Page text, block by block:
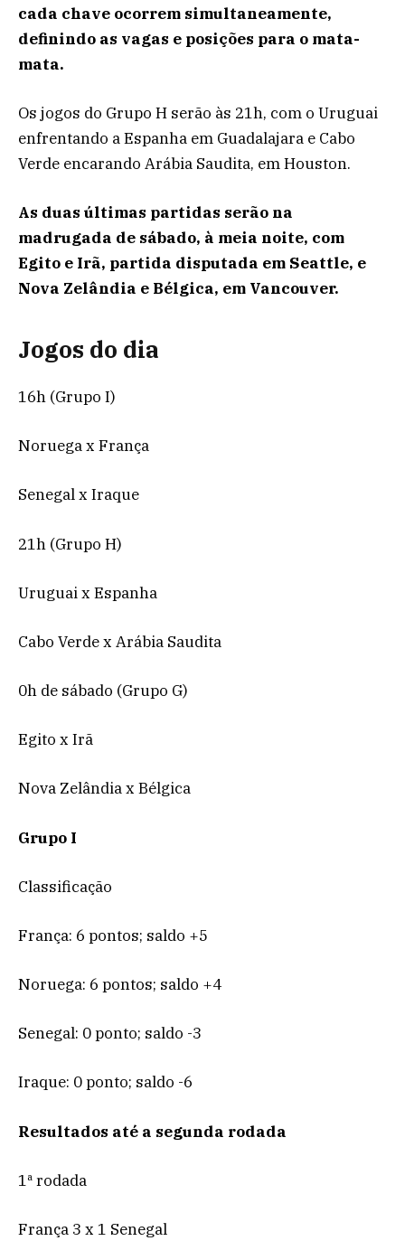
cada chave ocorrem simultaneamente,
definindo as vagas e posições para o mata-
mata.
Os jogos do Grupo H serão às 21h, com o Uruguai
enfrentando a Espanha em Guadalajara e Cabo
Verde encarando Arábia Saudita, em Houston.
As duas últimas partidas serão na
madrugada de sábado, à meia noite, com
Egito e Irã, partida disputada em Seattle, e
Nova Zelândia e Bélgica, em Vancouver.
Jogos do dia
16h (Grupo I)
Noruega x França
Senegal x Iraque
21h (Grupo H)
Uruguai x Espanha
Cabo Verde x Arábia Saudita
0h de sábado (Grupo G)
Egito x Irã
Nova Zelândia x Bélgica
Grupo I
Classificação
França: 6 pontos; saldo +5
Noruega: 6 pontos; saldo +4
Senegal: 0 ponto; saldo -3
Iraque: 0 ponto; saldo -6
Resultados até a segunda rodada
1ª rodada
França 3 x 1 Senegal